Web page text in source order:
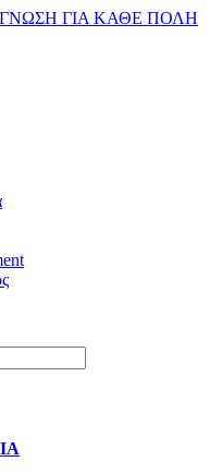
ΓΙΑ ΚΑΘΕ ΠΟΛΗ